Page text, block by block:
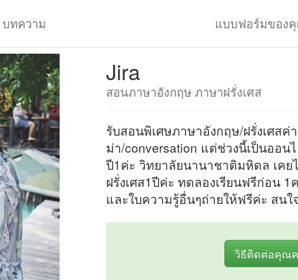
บทความ แบบฟอร์มของ
Jira
สอนภาษาอังกฤษ ภาษาฝรั่งเศส
รับสอนพิเศษภาษาอังกฤษ/ฝรั่งเศสค่
ม่า/conversation แต่ช่วงนี้เป็นออน
ปี1ค่ะ วิทยาลัยนานาชาติมหิดล เคย
ฝรั่งเศส1ปีค่ะ ทดลองเรียนฟรีก่อน
และใบความรู้อื่นๆถ่ายให้ฟรีค่ะ สน
วิธีติดต่อคุณ